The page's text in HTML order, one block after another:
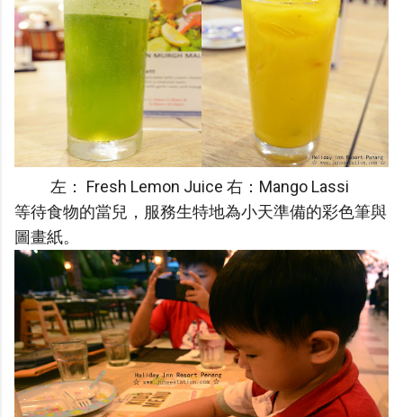
左： Fresh Lemon Juice 右：Mango Lassi
等待食物的當兒，服務生特地為小天準備的彩色筆與
圖畫紙。